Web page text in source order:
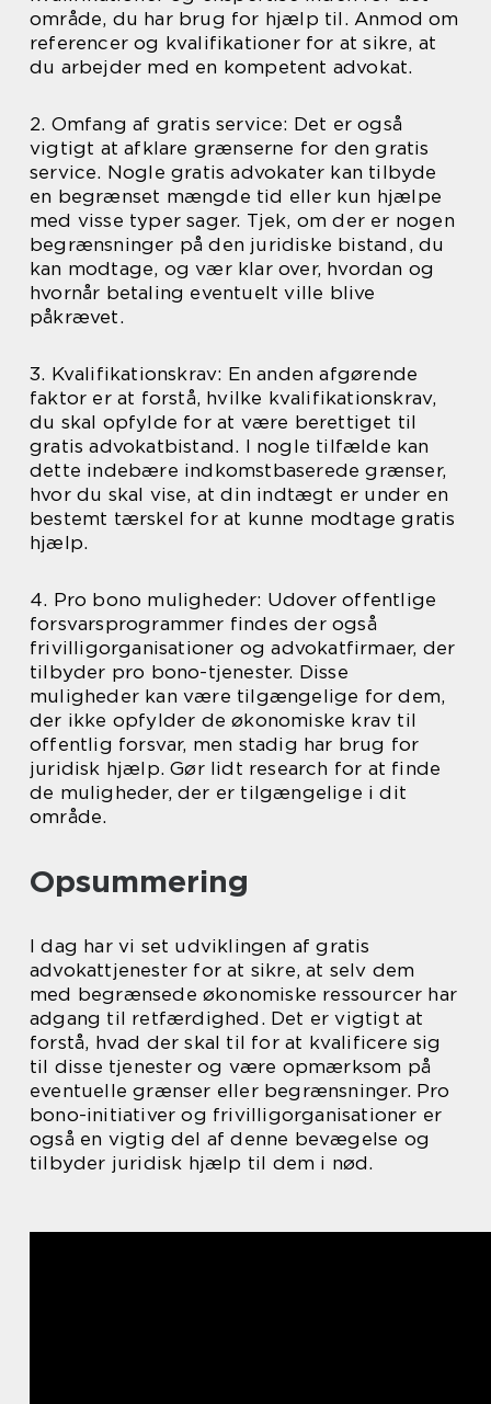
område, du har brug for hjælp til. Anmod om
referencer og kvalifikationer for at sikre, at
du arbejder med en kompetent advokat.
2. Omfang af gratis service: Det er også
vigtigt at afklare grænserne for den gratis
service. Nogle gratis advokater kan tilbyde
en begrænset mængde tid eller kun hjælpe
med visse typer sager. Tjek, om der er nogen
begrænsninger på den juridiske bistand, du
kan modtage, og vær klar over, hvordan og
hvornår betaling eventuelt ville blive
påkrævet.
3. Kvalifikationskrav: En anden afgørende
faktor er at forstå, hvilke kvalifikationskrav,
du skal opfylde for at være berettiget til
gratis advokatbistand. I nogle tilfælde kan
dette indebære indkomstbaserede grænser,
hvor du skal vise, at din indtægt er under en
bestemt tærskel for at kunne modtage gratis
hjælp.
4. Pro bono muligheder: Udover offentlige
forsvarsprogrammer findes der også
frivilligorganisationer og advokatfirmaer, der
tilbyder pro bono-tjenester. Disse
muligheder kan være tilgængelige for dem,
der ikke opfylder de økonomiske krav til
offentlig forsvar, men stadig har brug for
juridisk hjælp. Gør lidt research for at finde
de muligheder, der er tilgængelige i dit
område.
Opsummering
I dag har vi set udviklingen af gratis
advokattjenester for at sikre, at selv dem
med begrænsede økonomiske ressourcer har
adgang til retfærdighed. Det er vigtigt at
forstå, hvad der skal til for at kvalificere sig
til disse tjenester og være opmærksom på
eventuelle grænser eller begrænsninger. Pro
bono-initiativer og frivilligorganisationer er
også en vigtig del af denne bevægelse og
tilbyder juridisk hjælp til dem i nød.